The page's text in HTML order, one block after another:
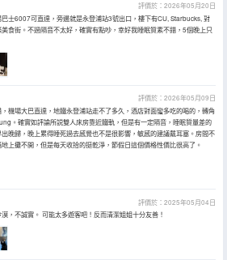
評價於：2026年05月20日
巴士6007可直達，旁邊就是永登浦站3號出口，樓下有CU, Starbucks, 對
食街。不過隔音不太好，確實有點吵，幸好我睡眠質素不錯，5個晚上只
評價於：2026年05月09日
機場大巴直達，地鐵永登浦站走不了多久，酒店對面蠻多吃的喝的，轉角
。確實如評論所説雙人床房靠近鐵軌，但是有一定隔音，睡眠質量差的
晚歸，晚上累得睡死過去感覺也不是很影響，敏感的建議戴耳塞。房間不
上攤不開，但是每天收拾的挺乾淨，節假日這個價格性價比很高了。
評價於：2025年05月04日
，不誠實。 可能太多遊客吧！反而清潔姐姐十分友善！